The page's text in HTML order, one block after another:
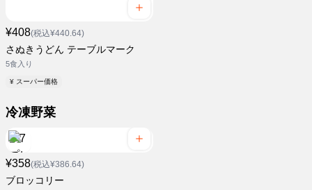
¥408(税込¥440.64)
さぬきうどん テーブルマーク
5食入り
¥ スーパー価格
冷凍野菜
¥358(税込¥386.64)
ブロッコリー